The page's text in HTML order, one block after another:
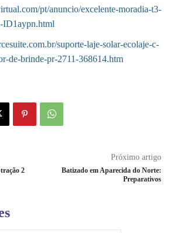
pt/anuncio/excelente-moradia-t3-
ID1aypn.html
suporte-laje-solar-ecolaje-c-
de-brinde-pr-2711-368614.htm
2
Próximo artigo
Batizado em Aparecida do Norte:
Preparativos